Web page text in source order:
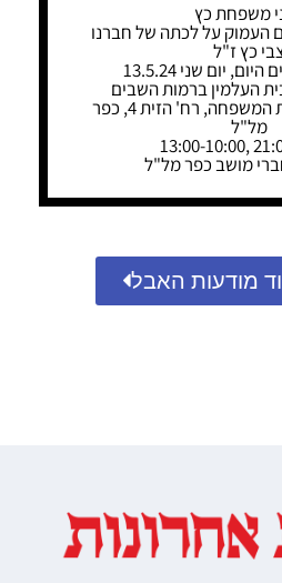
משפחת כץ
על לכתה של חברנו
כץ ז"ל
יום שני 13.5.24
יושבים שבעה בבית המשפחה, רח' הזית 4, כפר
מל"ל
21:00-
מושב כפר מל"ל
מודעות האבל